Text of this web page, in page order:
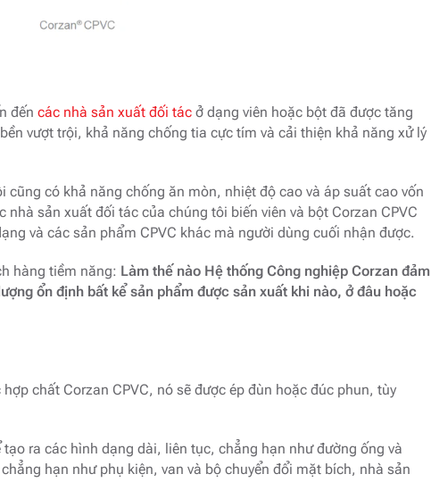
đến các nhà sản xuất đối tác ở dạng viên hoặc bột đã được tăng
vượt trội, khả năng chống tia cực tím và cải thiện khả năng xử lý
cũng có khả năng chống ăn mòn, nhiệt độ cao và áp suất cao vốn
sản xuất đối tác của chúng tôi biến viên và bột Corzan CPVC
và các sản phẩm CPVC khác mà người dùng cuối nhận được.
hàng tiềm năng: Làm thế nào Hệ thống Công nghiệp Corzan đảm
ổn định bất kể sản phẩm được sản xuất khi nào, ở đâu hoặc
chất Corzan CPVC, nó sẽ được ép đùn hoặc đúc phun, tùy
ra các hình dạng dài, liên tục, chẳng hạn như đường ống và
hạn như phụ kiện, van và bộ chuyển đổi mặt bích, nhà sản